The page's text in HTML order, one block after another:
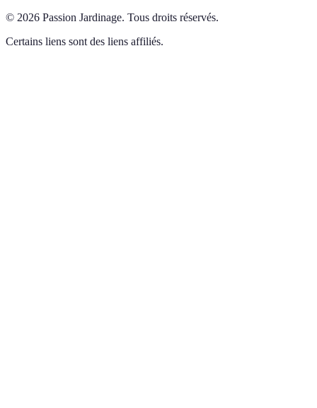
© 2026 Passion Jardinage. Tous droits réservés.
Certains liens sont des liens affiliés.